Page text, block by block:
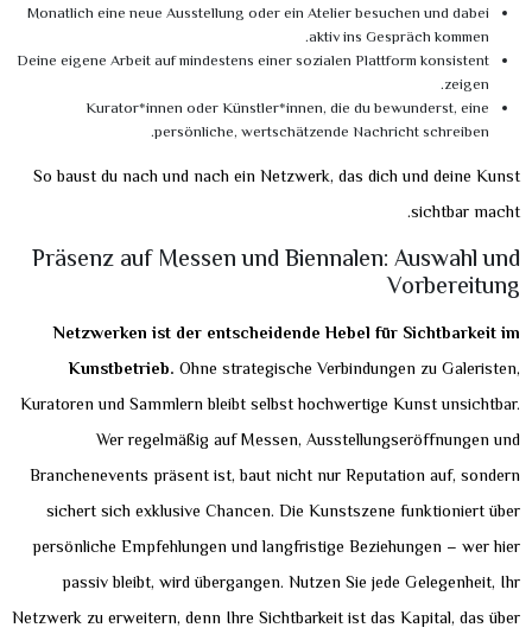
Monatlich eine neue Ausstellung oder ein Atelier besuchen und dabei
aktiv ins Gespräch kommen.
Deine eigene Arbeit auf mindestens einer sozialen Plattform konsistent
zeigen.
Kurator*innen oder Künstler*innen, die du bewunderst, eine
persönliche, wertschätzende Nachricht schreiben.
So baust du nach und nach ein Netzwerk, das dich und deine Kunst
sichtbar macht.
Präsenz auf Messen und Biennalen: Auswahl und
Vorbereitung
Netzwerken ist der entscheidende Hebel für Sichtbarkeit im
Kunstbetrieb. Ohne strategische Verbindungen zu Galeristen,
Kuratoren und Sammlern bleibt selbst hochwertige Kunst unsichtbar.
Wer regelmäßig auf Messen, Ausstellungseröffnungen und
Branchenevents präsent ist, baut nicht nur Reputation auf, sondern
sichert sich exklusive Chancen. Die Kunstszene funktioniert über
persönliche Empfehlungen und langfristige Beziehungen – wer hier
passiv bleibt, wird übergangen. Nutzen Sie jede Gelegenheit, Ihr
Netzwerk zu erweitern, denn Ihre Sichtbarkeit ist das Kapital, das über